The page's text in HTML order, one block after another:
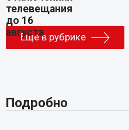
Еще в рубрике
Подробно